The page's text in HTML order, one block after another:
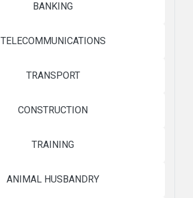
BANKING
TELECOMMUNICATIONS
TRANSPORT
CONSTRUCTION
TRAINING
ANIMAL HUSBANDRY